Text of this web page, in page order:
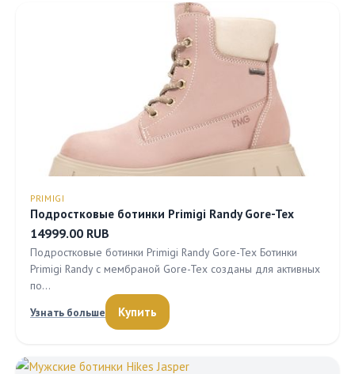
PRIMIGI
Подростковые ботинки Primigi Randy Gore-Tex
14999.00 RUB
Подростковые ботинки Primigi Randy Gore-Tex Ботинки
Primigi Randy с мембраной Gore-Tex созданы для активных
по…
Узнать больше
Купить